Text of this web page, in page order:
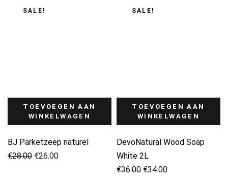
SALE!
TOEVOEGEN AAN
WINKELWAGEN
BJ Parketzeep naturel
€28.00
Oorspronkelijke
€26.00
Huidige
SALE!
TOEVOEGEN AAN
WINKELWAGEN
DevoNatural Wood Soap
White 2L
€36.00
Oorspronkelijke
€34.00
Huidige